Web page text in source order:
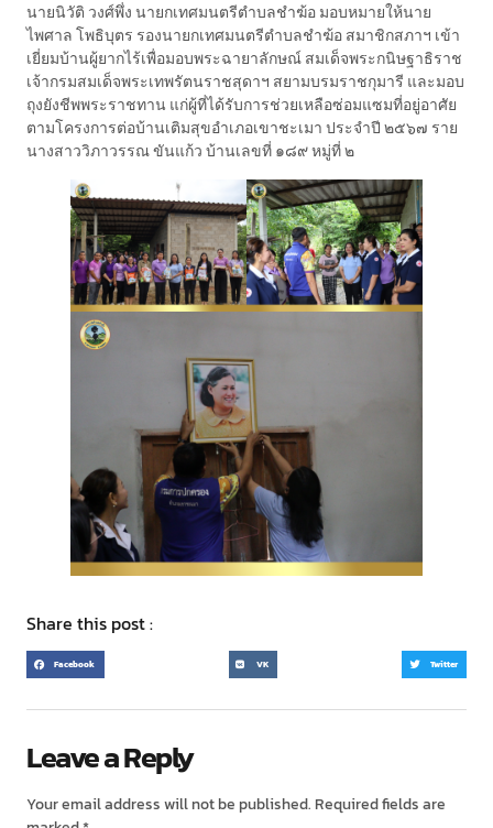
นายนิวัติ วงศ์พึ่ง นายกเทศมนตรีตำบลชำฆ้อ มอบหมายให้นาย
ไพศาล โพธิบุตร รองนายกเทศมนตรีตำบลชำฆ้อ สมาชิกสภาฯ เข้า
เยี่ยมบ้านผู้ยากไร้เพื่อมอบพระฉายาลักษณ์ สมเด็จพระกนิษฐาธิราช
เจ้ากรมสมเด็จพระเทพรัตนราชสุดาฯ สยามบรมราชกุมารี และมอบ
ถุงยังชีพพระราชทาน แก่ผู้ที่ได้รับการช่วยเหลือซ่อมแซมที่อยู่อาศัย
ตามโครงการต่อบ้านเติมสุขอำเภอเขาชะเมา ประจำปี ๒๕๖๗ ราย
นางสาววิภาวรรณ ขันแก้ว บ้านเลขที่ ๑๘๙ หมู่ที่ ๒
Share this post :
Facebook VK Twitter
Leave a Reply
Your email address will not be published. Required fields are